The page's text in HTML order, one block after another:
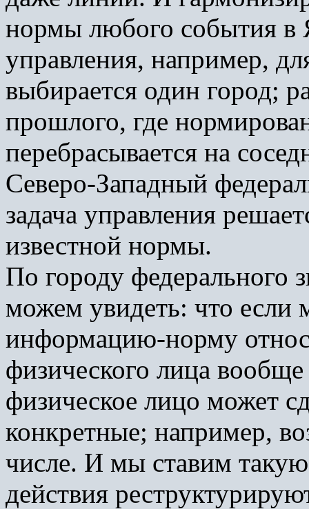
нормы любого события в
управления, например,
выбирается один город;
прошлого, где
перебрасывается на
Северо-Западный
задача управления
известной нормы.
По городу федерального
можем увидеть: что если
информацию-норму
физического лица
физическое лицо может
конкретные; например,
числе. И мы ставим
действия